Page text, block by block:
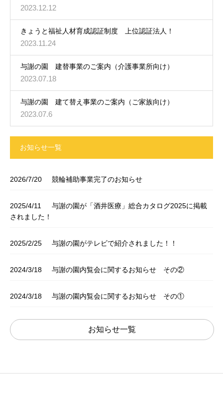
2023.12.12
きょうと福祉人材育成認証制度 上位認証法人！
2023.11.24
与謝の園 建替事業のご案内（介護事業所向け）
2023.07.18
与謝の園 建て替え事業のご案内（ご家族向け）
2023.07.6
お知らせ一覧
2026/7/20 競輪補助事業完了のお知らせ
2025/4/11
与謝の園が「酒井医療」総合カタログ2025に掲載
されました！
2025/2/25 与謝の園がテレビで紹介されました！！
2024/3/18 与謝の園内覧会に関するお知らせ その②
2024/3/18 与謝の園内覧会に関するお知らせ その①
お知らせ一覧